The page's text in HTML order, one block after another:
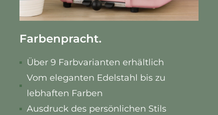
Farbenpracht.
Über 9 Farbvarianten erhältlich
Vom eleganten Edelstahl bis zu
lebhaften Farben
Ausdruck des persönlichen Stils